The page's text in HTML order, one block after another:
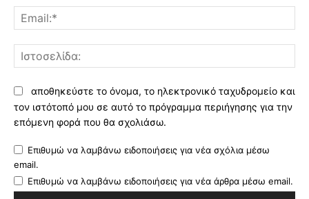
αποθηκεύστε το όνομα, το ηλεκτρονικό ταχυδρομείο και
τον ιστότοπό μου σε αυτό το πρόγραμμα περιήγησης για την
επόμενη φορά που θα σχολιάσω.
Επιθυμώ να λαμβάνω ειδοποιήσεις για νέα σχόλια μέσω
email.
Επιθυμώ να λαμβάνω ειδοποιήσεις για νέα άρθρα μέσω email.